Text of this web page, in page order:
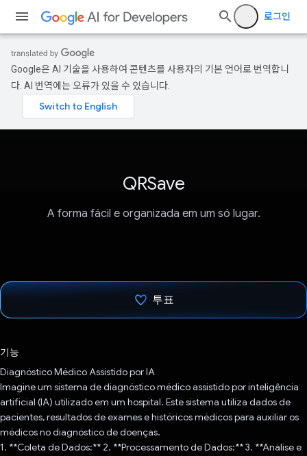
로그인
Google은 AI 기술을 사용하여 콘텐츠를 사용자의 기본 언어로 번역합니
다. AI 번역에는 오류가 있을 수 있습니다.
QRSave
A forma fácil e organizada em um só lugar.
투표
기능
Diagnóstico Médico Assistido por IA
Imagine um sistema de diagnóstico médico assistido por inteligência
artificial (IA) utilizado em um hospital. Este sistema utiliza dados de
pacientes, resultados de exames e históricos médicos para auxiliar os
médicos no diagnóstico de doenças.
1. **Coleta de Dados:** 2. **Processamento de Dados:** 3. **Análise e